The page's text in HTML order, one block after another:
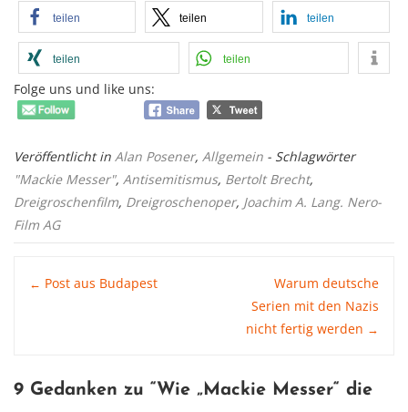
teilen teilen teilen
teilen teilen
Folge uns und like uns:
Veröffentlicht in Alan Posener, Allgemein - Schlagwörter
"Mackie Messer", Antisemitismus, Bertolt Brecht,
Dreigroschenfilm, Dreigroschenoper, Joachim A. Lang. Nero-
Film AG
Post
← Post aus Budapest
Warum deutsche
Serien mit den Nazis
nicht fertig werden →
9 Gedanken zu “Wie „Mackie Messer“ die